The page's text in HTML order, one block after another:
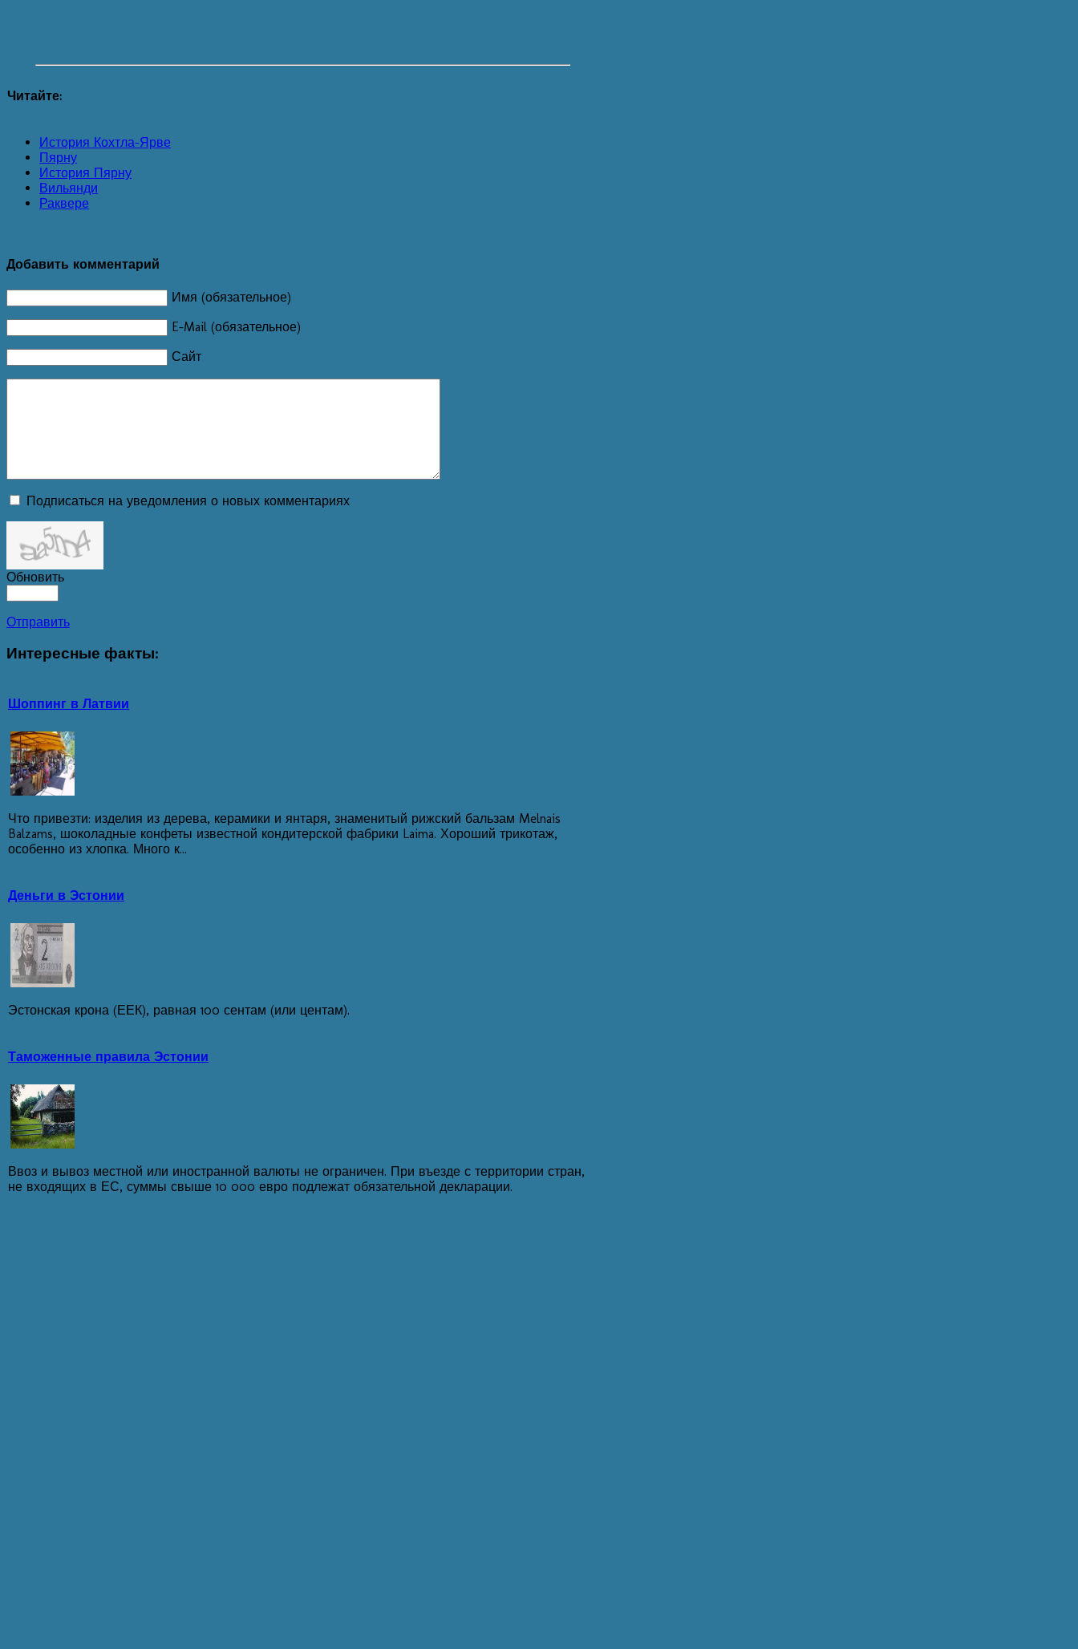
Читайте:
История Кохтла-Ярве
Пярну
История Пярну
Вильянди
Раквере
Добавить комментарий
Имя (обязательное)
E-Mail (обязательное)
Сайт
Подписаться на уведомления о новых комментариях
Обновить
Отправить
Интересные факты:
Шоппинг в Латвии
Что привезти: изделия из дерева, керамики и янтаря, знаменитый рижский бальзам Melnais
Balzams, шоколадные конфеты известной кондитерской фабрики Laima. Хороший трикотаж,
особенно из хлопка. Много к...
Деньги в Эстонии
Эстонская крона (ЕЕК), равная 100 сентам (или центам).
Таможенные правила Эстонии
Ввоз и вывоз местной или иностранной валюты не ограничен. При въезде с территории стран,
не входящих в ЕС, суммы свыше 10 000 евро подлежат обязательной декларации.